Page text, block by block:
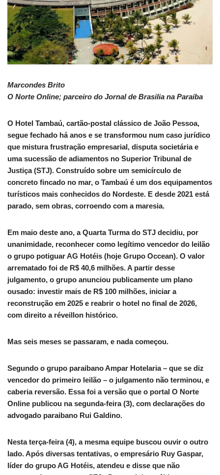
Marcondes Brito
O Norte Online; parceiro do Jornal de Brasilia na Paraíba
O Hotel Tambaú, cartão-postal clássico de João Pessoa,
segue fechado há anos e se transformou num caso jurídico
que mistura frustração empresarial, disputa societária e
uma sucessão de adiamentos no Superior Tribunal de
Justiça (STJ). Construído sobre um semicírculo de
concreto fincado no mar, o Tambaú é um dos equipamentos
turísticos mais conhecidos do Nordeste. E desde 2021 está
parado, sem obras, corroendo com a maresia.
Em maio deste ano, a Quarta Turma do STJ decidiu, por
unanimidade, reconhecer como legítimo vencedor do leilão
o grupo potiguar AG Hotéis (hoje Grupo Occean). O valor
arrematado foi de R$ 40,6 milhões. A partir desse
julgamento, o grupo anunciou publicamente um plano
ousado: investir mais de R$ 100 milhões, iniciar a
reconstrução em 2025 e reabrir o hotel no final de 2026,
com direito a réveillon histórico.
Mas seis meses se passaram, e nada começou.
Segundo o grupo paraibano Ampar Hotelaria – que se diz
vencedor do primeiro leilão – o julgamento não terminou, e
caberia reversão. Essa foi a versão que o portal O Norte
Online publicou na segunda-feira (3), com declarações do
advogado paraibano Rui Galdino.
Nesta terça-feira (4), a mesma equipe buscou ouvir o outro
lado. Após diversas tentativas, o empresário Ruy Gaspar,
líder do grupo AG Hotéis, atendeu e disse que não